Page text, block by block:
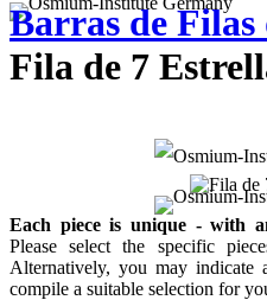
Barras de Filas
Fila de 7
Each piece is unique - with
Please select the specific
Alternatively, you may
compile a suitable selection for